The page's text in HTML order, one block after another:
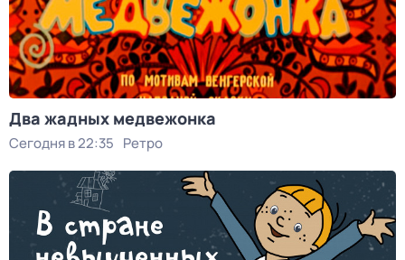
Два жадных медвежонка
Сегодня в 22:35 Ретро